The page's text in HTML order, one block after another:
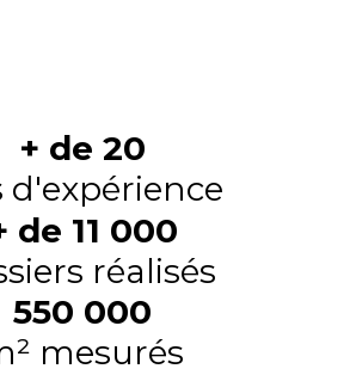
+ de 20
d'expérience
de 11 000
réalisés
550 000
mesurés